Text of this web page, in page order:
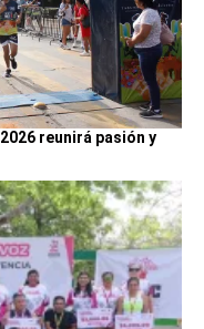
reunirá pasión y